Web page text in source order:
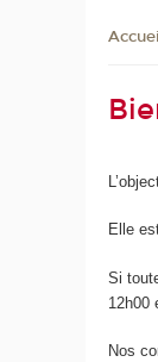
Elle
Si
12h00
Nos